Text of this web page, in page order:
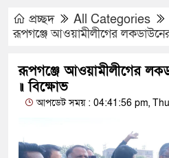
প্রচ্ছদ
All Categories
রূপগঞ্জে আওয়ামীলীগের
রূপগঞ্জে আওয়ামীলীগের
॥ বিক্ষোভ
আপডেট সময় : 04:41:56 pm,